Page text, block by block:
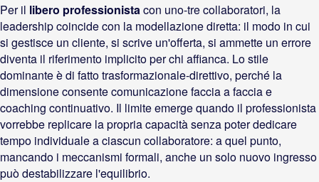
Per il libero professionistacon uno-tre collaboratori, la
leadership coincide con la modellazione diretta: il modo in cui
si gestisce un cliente, si scrive un'offerta, si ammette un errore
diventa il riferimento implicito per chi affianca. Lo stile
dominante è di fatto trasformazionale-direttivo, perché la
dimensione consente comunicazione faccia a faccia e
coaching continuativo. Il limite emerge quando il professionista
vorrebbe replicare la propria capacità senza poter dedicare
tempo individuale a ciascun collaboratore: a quel punto,
mancando i meccanismi formali, anche un solo nuovo ingresso
può destabilizzare l'equilibrio.